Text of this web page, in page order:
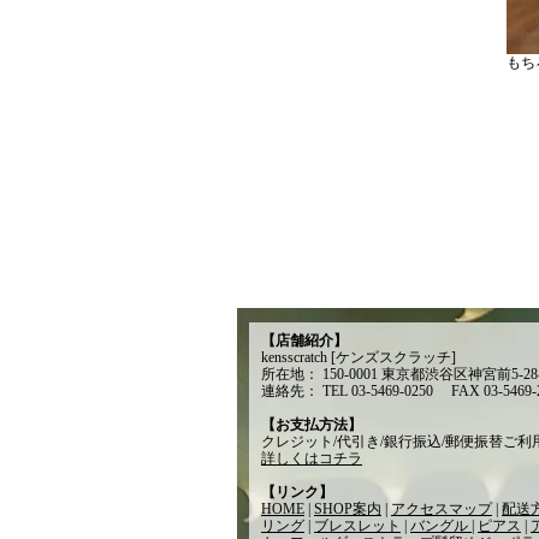
も
【店舗紹介】
kensscratch [ケンズスクラッチ]
所在地： 150-0001 東京都渋谷区神宮前5-
連絡先： TEL 03-5469-0250 FAX 03-5469-
【お支払方法】
クレジット/代引き/銀行振込/郵便振替ご利
詳しくはコチラ
【リンク】
HOME SHOP案内 アクセスマップ| 配送
リング
ブレスレット バングル ピアス